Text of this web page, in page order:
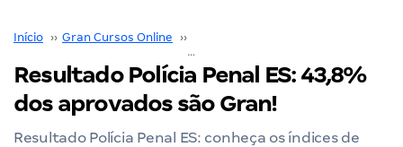
Início ›› Gran Cursos Online ››
Resultado Polícia Penal ES: 43,8%
dos aprovados são Gran!
Resultado Polícia Penal ES: conheça os índices de